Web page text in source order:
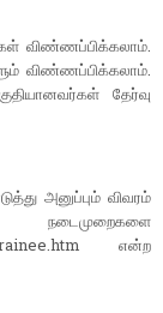
விண்ணப்பிக்கலாம்.
விண்ணப்பிக்கலாம்.
தேர்வு
அனுப்பும் விவரம்
trainee.htm என்ற